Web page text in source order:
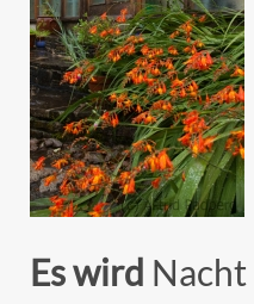
Es wird Nacht